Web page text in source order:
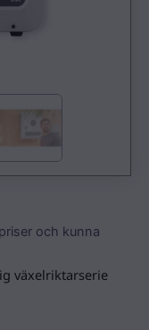
och kunna
växelriktarserie